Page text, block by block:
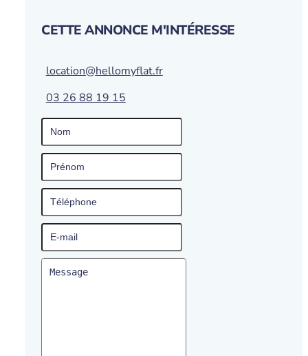
CETTE ANNONCE M'INTÉRESSE
location@hellomyflat.fr
03 26 88 19 15